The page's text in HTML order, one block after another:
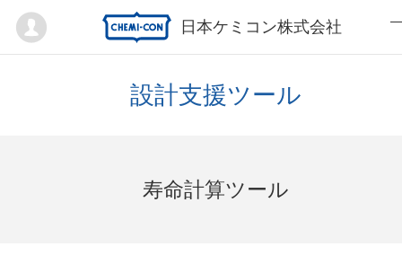
日本ケミコン株式会社
Mypage
設計支援ツール
寿命計算ツール